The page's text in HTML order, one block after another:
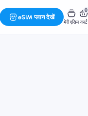
eSIM प्लान देखें
मेरी एसिम
0
कार्ट